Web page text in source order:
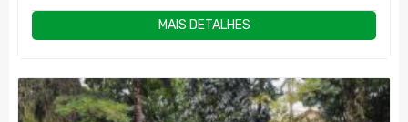
MAIS DETALHES